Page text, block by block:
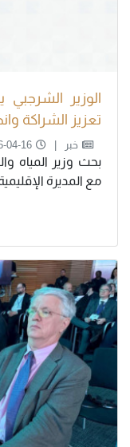
الوزير
تعزيز الشراكة
خبر 04-16
بحث وزير المياه
مع المديرة